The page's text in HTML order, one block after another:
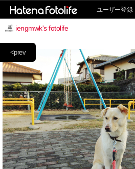
ユーザー登録
iengmwk's fotolife
<prev